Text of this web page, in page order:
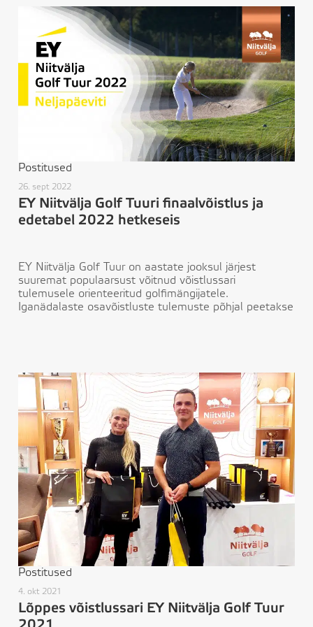
Postitused
26. sept 2022
EY Niitvälja Golf Tuuri finaalvõistlus ja
edetabel 2022 hetkeseis
EY Niitvälja Golf Tuur on aastate jooksul järjest
suuremat populaarsust võitnud võistlussari
tulemusele orienteeritud golfimängijatele.
Iganädalaste osavõistluste tulemuste põhjal peetakse
Postitused
4. okt 2021
Lõppes võistlussari EY Niitvälja Golf Tuur